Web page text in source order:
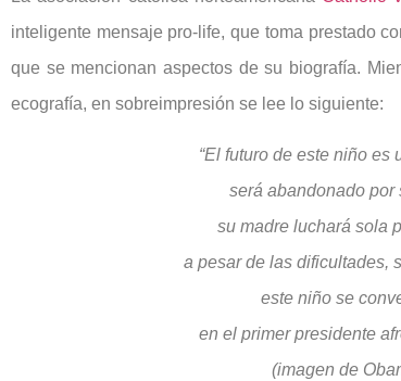
inteligente mensaje pro-life, que toma prestado
que se mencionan aspectos de su biografía.
ecografía, en sobreimpresión se lee lo siguiente:
“El futuro de este niño es
será abandonado por
su madre luchará sola
a pesar de las dificultades,
este niño se
en el primer presidente
(imagen de